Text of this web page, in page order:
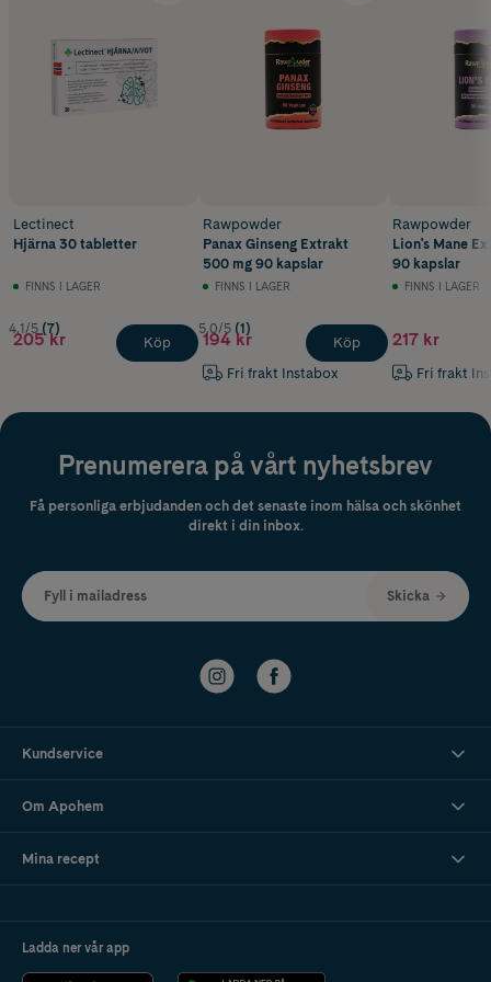
Lectinect
Hjärna 30 tabletter
FINNS I LAGER
4.1/5 (7)
205 kr Köp
Rawpowder
Panax Ginseng Extrakt
500 mg 90 kapslar
FINNS I LAGER
5.0/5 (1)
194 kr
Fri frakt Instabox
Köp
Rawpowder
Lion's Mane
90 kapslar
FINNS I LAGER
217 kr
Fri frakt
Prenumerera på vårt nyhetsbrev
Få personliga erbjudanden och det senaste inom hälsa och skönhet
direkt i din inbox.
Fyll i mailadress Skicka
Kundservice
Om Apohem
Mina recept
Ladda ner vår app